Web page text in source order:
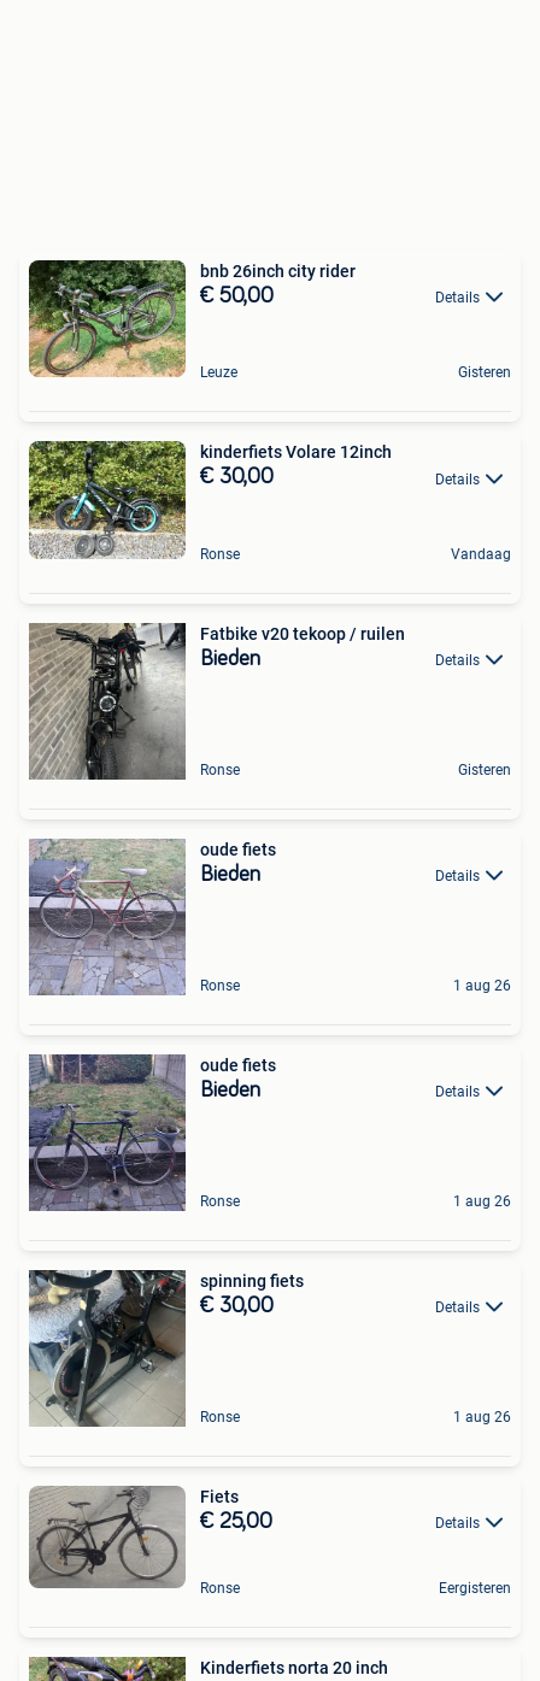
bnb 26inch city rider
€ 50,00 Details
Leuze Gisteren
kinderfiets Volare 12inch
€ 30,00 Details
Ronse Vandaag
Fatbike v20 tekoop / ruilen
Bieden Details
Ronse Gisteren
oude fiets
Bieden Details
Ronse 1 aug 26
oude fiets
Bieden Details
Ronse 1 aug 26
spinning fiets
€ 30,00 Details
Ronse 1 aug 26
Fiets
€ 25,00 Details
Ronse Eergisteren
Kinderfiets norta 20 inch